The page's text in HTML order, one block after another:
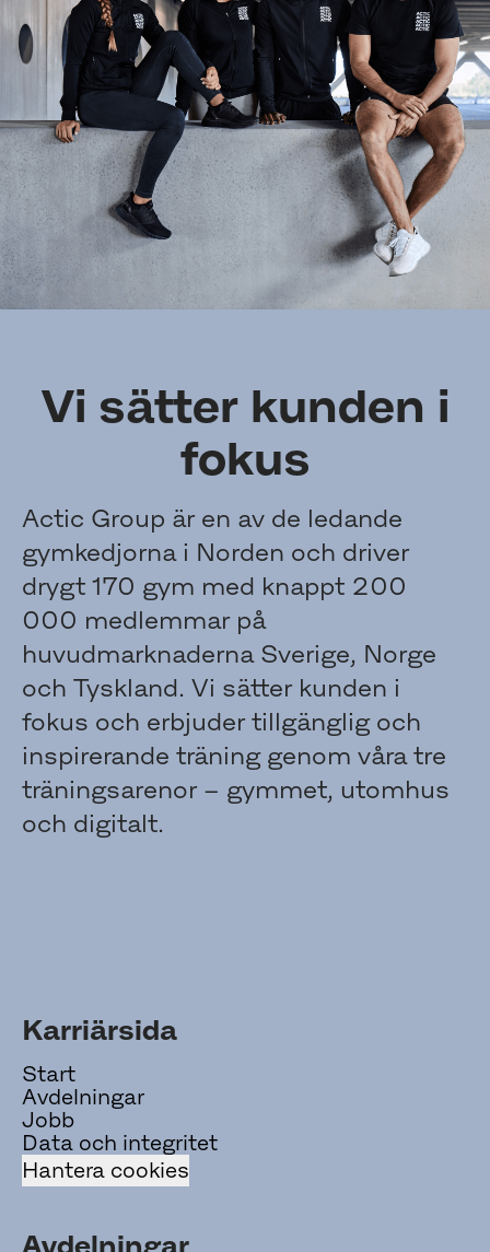
Vi sätter kunden i
fokus
Actic Group är en av de ledande
gymkedjorna i Norden och driver
drygt 170 gym med knappt 200
000 medlemmar på
huvudmarknaderna Sverige, Norge
och Tyskland. Vi sätter kunden i
fokus och erbjuder tillgänglig och
inspirerande träning genom våra tre
träningsarenor – gymmet, utomhus
och digitalt.
Karriärsida
Start
Avdelningar
Jobb
Data och integritet
Hantera cookies
Avdelningar